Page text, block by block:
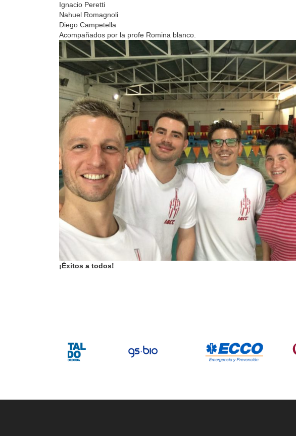
Ignacio Peretti
Nahuel Romagnoli
Diego Campetella
Acompañados por la profe Romina blanco.
¡Éxitos a todos!